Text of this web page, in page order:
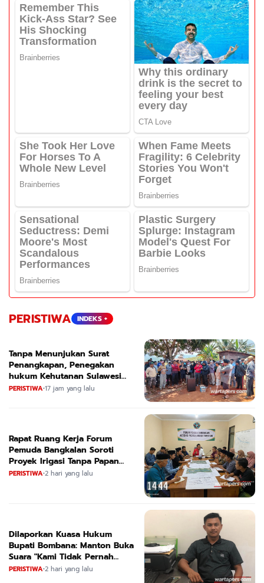
PERISTIWA INDEKS +
Tanpa Menunjukan Surat
Penangkapan, Penegakan
hukum Kehutanan Sulawesi
Selatan Culik Petani Ladah Di
PERISTIWA•17 jam yang lalu
Rapat Ruang Kerja Forum
Pemuda Bangkalan Soroti
Proyek Irigasi Tanpa Papan
Nama
PERISTIWA•2 hari yang lalu
Dilaporkan Kuasa Hukum
Bupati Bombana: Manton Buka
Suara "Kami Tidak Pernah
Menutup Ruang Hak Jawab"
PERISTIWA•2 hari yang lalu